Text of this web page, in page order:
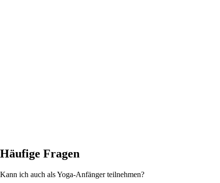
Häufige Fragen
Kann ich auch als Yoga-Anfänger teilnehmen?